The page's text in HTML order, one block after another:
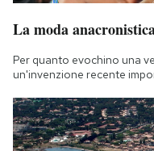
La moda
Per quanto evochino una
un'invenzione recente